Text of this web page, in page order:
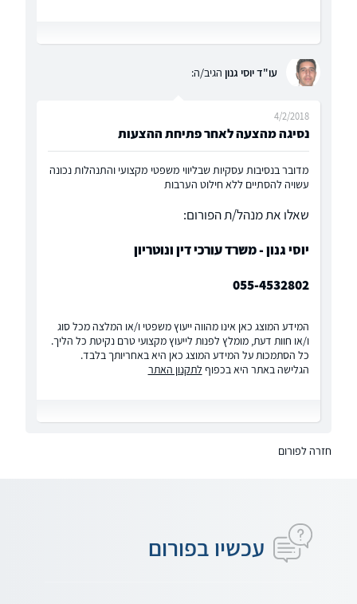
עו"ד יוסי גנון הגיב/ה:
נסיגה מהצעה לאחר פתיחת ההצעות
4/2/2018
מדובר בנסיבות עסקיות שבליווי משפטי מקצועי והתנהלות נכונה
עשויה להסתיים ללא חילוט הערבות
שאלו את מנהל/ת הפורום:
יוסי גנון - משרד עורכי דין ונוטריון
055-4532802
המידע המוצג כאן אינו מהווה ייעוץ משפטי ו/או המלצה מכל סוג
ו/או חוות דעת, מומלץ לפנות לייעוץ מקצועי טרם נקיטת כל הליך.
כל הסתמכות על המידע המוצג כאן היא באחריותך בלבד.
הגלישה באתר היא בכפוף לתקנון האתר
חזרה לפורום
עכשיו בפורום